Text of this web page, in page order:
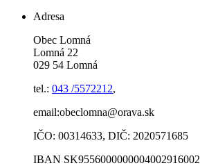
Adresa
Obec Lomná
Lomná 22
029 54 Lomná
tel.: 043 /5572212,
email:obeclomna@orava.sk
IČO: 00314633, DIČ: 2020571685
IBAN SK9556000000004002916002